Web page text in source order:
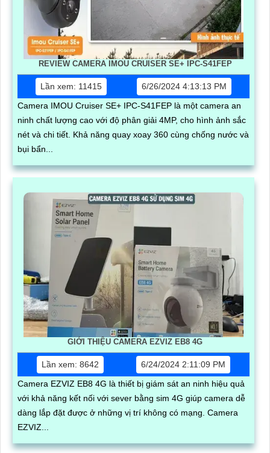
REVIEW CAMERA IMOU CRUISER SE+ IPC-S41FEP
Lần xem: 11415
6/26/2024 4:13:13 PM
Camera IMOU Cruiser SE+ IPC-S41FEP là một camera an
ninh chất lượng cao với độ phân giải 4MP, cho hình ảnh sắc
nét và chi tiết. Khả năng quay xoay 360 cùng chống nước và
bụi bẩn...
GIỚI THIỆU CAMERA EZVIZ EB8 4G
Lần xem: 8642
6/24/2024 2:11:09 PM
Camera EZVIZ EB8 4G là thiết bị giám sát an ninh hiệu quả
với khả năng kết nối với sever bằng sim 4G giúp camera dễ
dàng lắp đặt được ở những vị trí không có mạng. Camera
EZVIZ...